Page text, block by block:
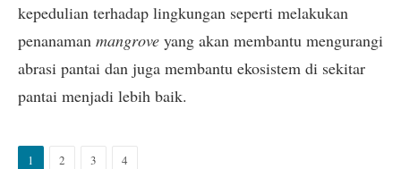
kepedulian terhadap lingkungan seperti melakukan
penanaman mangrove yang akan membantu mengurangi
abrasi pantai dan juga membantu ekosistem di sekitar
pantai menjadi lebih baik.
1 2 3 4